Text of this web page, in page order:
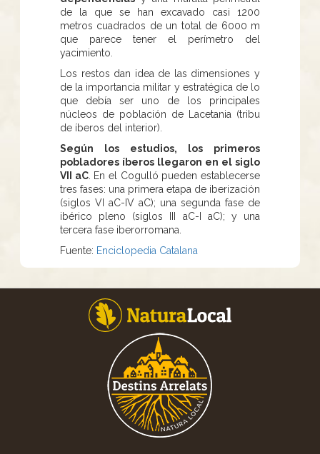
de la que se han excavado casi 1200
metros cuadrados de un total de 6000 m
que parece tener el perímetro del
yacimiento.
Los restos dan idea de las dimensiones y
de la importancia militar y estratégica de lo
que debía ser uno de los principales
núcleos de población de Lacetania (tribu
de íberos del interior).
Según los estudios, los primeros
pobladores íberos llegaron en el siglo
VII aC. En el Cogulló pueden establecerse
tres fases: una primera etapa de iberización
(siglos VI aC-IV aC); una segunda fase de
ibérico pleno (siglos III aC-I aC); y una
tercera fase iberorromana.
Fuente: Enciclopedia Catalana